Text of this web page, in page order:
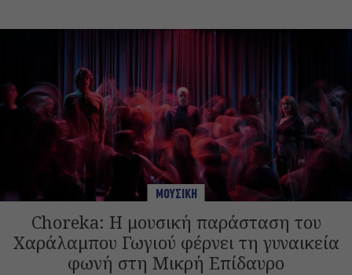
ΜΟΥΣΙΚΗ
Choreka: Η μουσική παράσταση του
Χαράλαμπου Γωγιού φέρνει τη γυναικεία
φωνή στη Μικρή Επίδαυρο